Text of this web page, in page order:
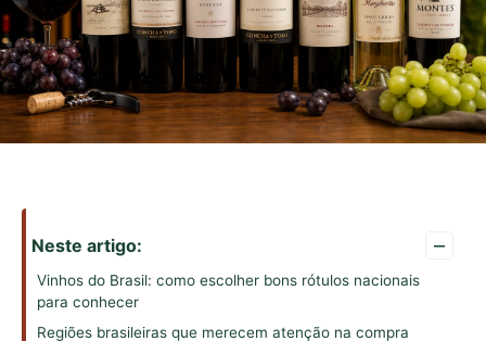
Neste artigo: –
Vinhos do Brasil: como escolher bons rótulos nacionais
para conhecer
Regiões brasileiras que merecem atenção na compra